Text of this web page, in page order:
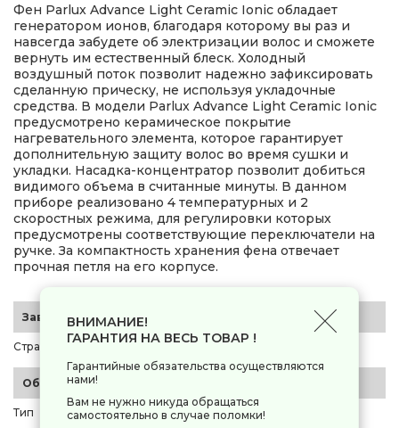
Фен Parlux Advance Light Ceramic Ionic обладает
генератором ионов, благодаря которому вы раз и
навсегда забудете об электризации волос и сможете
вернуть им естественный блеск. Холодный
воздушный поток позволит надежно зафиксировать
сделанную прическу, не используя укладочные
средства. В модели Parlux Advance Light Ceramic Ionic
предусмотрено керамическое покрытие
нагревательного элемента, которое гарантирует
дополнительную защиту волос во время сушки и
укладки. Насадка-концентратор позволит добиться
видимого объема в считанные минуты. В данном
приборе реализовано 4 температурных и 2
скоростных режима, для регулировки которых
предусмотрены соответствующие переключатели на
ручке. За компактность хранения фена отвечает
прочная петля на его корпусе.
Заводские данные
Страна-производитель Италия
Общие параметры
Тип
фен
ВНИМАНИЕ!
ГАРАНТИЯ НА ВЕСЬ ТОВАР !
Гарантийные обязательства осуществляются
нами!
Вам не нужно никуда обращаться
самостоятельно в случае поломки!